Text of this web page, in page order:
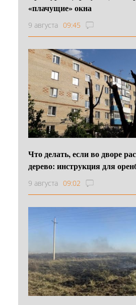
«плачущие» окна
9 августа 09:45
Что делать, если во дворе
дерево: инструкция для
9 августа 09:02